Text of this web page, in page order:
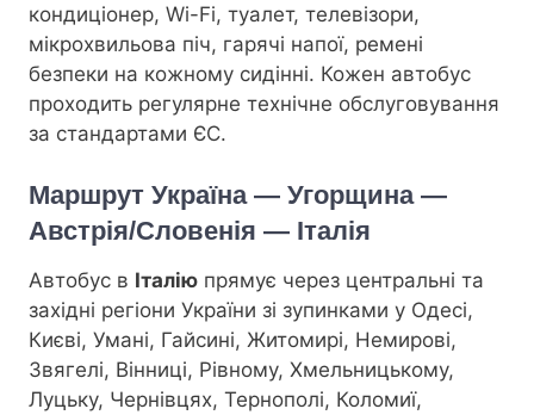
кондиціонер, Wi-Fi, туалет, телевізори,
мікрохвильова піч, гарячі напої, ремені
безпеки на кожному сидінні. Кожен автобус
проходить регулярне технічне обслуговування
за стандартами ЄС.
Маршрут Україна — Угорщина —
Австрія/Словенія — Італія
Автобус в Італію прямує через центральні та
західні регіони України зі зупинками у Одесі,
Києві, Умані, Гайсині, Житомирі, Немирові,
Звягелі, Вінниці, Рівному, Хмельницькому,
Луцьку, Чернівцях, Тернополі, Коломиї,